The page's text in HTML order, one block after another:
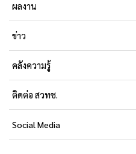
ผลงาน
ข่าว
คลังความรู้
ติดต่อ สวทช.
Social Media